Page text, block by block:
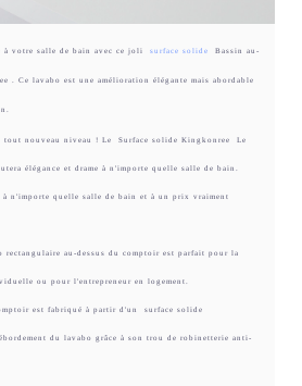
à votre salle de bain avec ce joli surface solide Bassin au-
. Ce lavabo est une amélioration élégante mais abordable
tout nouveau niveau ! Le Surface solide Kingkonree Le
élégance et drame à n'importe quelle salle de bain.
n'importe quelle salle de bain et à un prix vraiment
rectangulaire au-dessus du comptoir est parfait pour la
ou pour l'entrepreneur en logement.
est fabriqué à partir d'un surface solide
du lavabo grâce à son trou de robinetterie anti-